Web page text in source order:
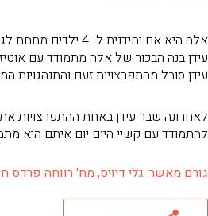
עידן בנה הבכור של אלה מתמודד עם
עידן סובל מהתפרצויות זעם והתנהגויות
לאחרונה שבר עידן באחת ההתפרצויות
להתמודד עם קשיי היום יום איתם היא
גורם מאשר: גלי דיויס, מח' רווחה פרדס חנה